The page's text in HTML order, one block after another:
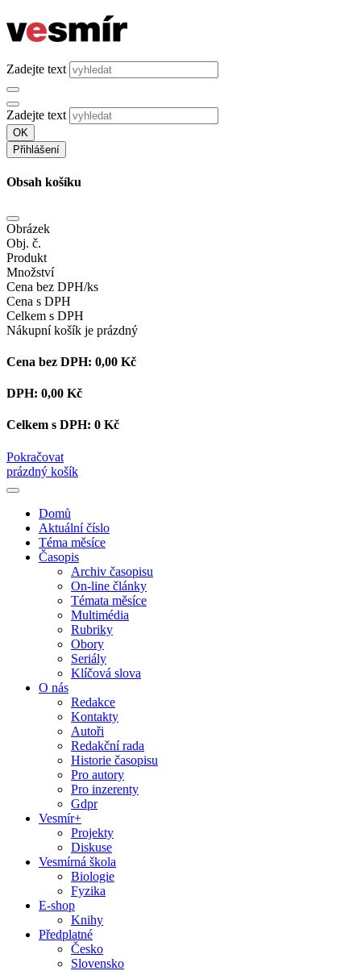
Zadejte text
Zadejte text
OK
Přihlášení
Obsah košíku
Obrázek
Obj. č.
Produkt
Množství
Cena bez DPH/ks
Cena s DPH
Celkem s DPH
Nákupní košík je prázdný
Cena bez DPH: 0,00 Kč
DPH: 0,00 Kč
Celkem s DPH: 0 Kč
Pokračovat
prázdný košík
Domů
Aktuální číslo
Téma měsíce
Časopis
Archiv časopisu
On-line články
Témata měsíce
Multimédia
Rubriky
Obory
Seriály
Klíčová slova
O nás
Redakce
Kontakty
Autoři
Redakční rada
Historie časopisu
Pro autory
Pro inzerenty
Gdpr
Vesmír+
Projekty
Diskuse
Vesmírná škola
Biologie
Fyzika
E-shop
Knihy
Předplatné
Česko
Slovensko